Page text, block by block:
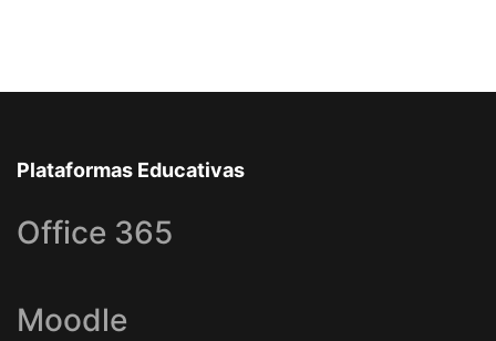
Plataformas Educativas
Office 365
Moodle